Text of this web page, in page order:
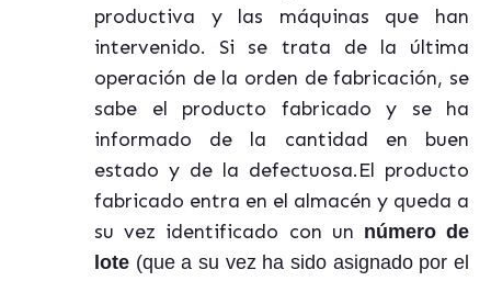
productiva y las máquinas que han
intervenido. Si se trata de la última
operación de la orden de fabricación, se
sabe el producto fabricado y se ha
informado de la cantidad en buen
estado y de la defectuosa.El producto
fabricado entra en el almacén y queda a
su vez identificado con un número de
lote (que a su vez ha sido asignado por el